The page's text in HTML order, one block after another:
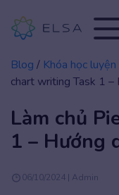
Blog / Khóa học
chart writing Task 1
Làm chủ
1 – Hướng
06/10/2024 | Admin